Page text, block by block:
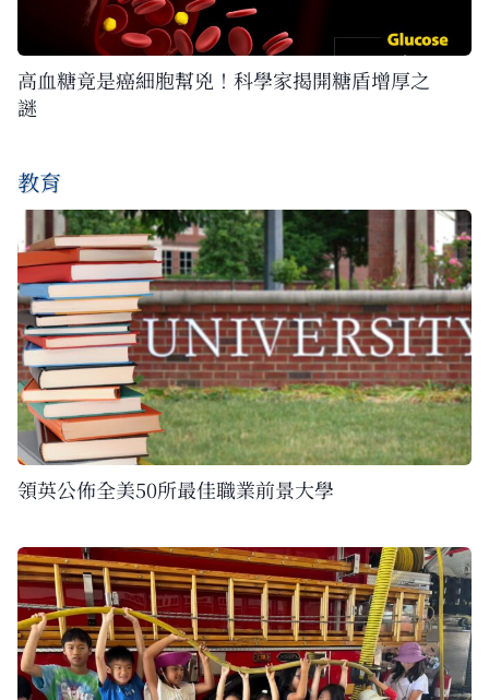
高血糖竟是癌細胞幫兇！科學家揭開糖盾增厚之
謎
教育
領英公佈全美50所最佳職業前景大學